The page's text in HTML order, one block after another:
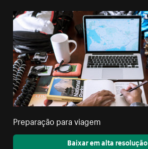
Preparação para viagem
Baixar em alta resolução